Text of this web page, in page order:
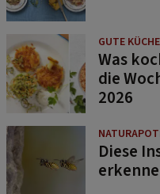
GUTE KÜCHE
Was
die
2026
Diese